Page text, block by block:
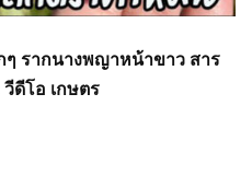
รากนางพญาหน้าขาว สาร
ดีโอ เกษตร